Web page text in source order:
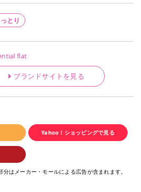
とり
flat
ブランドサイトを見る
Yahoo！ショッピングで見る
はメーカー・モールによる広告が含まれます。